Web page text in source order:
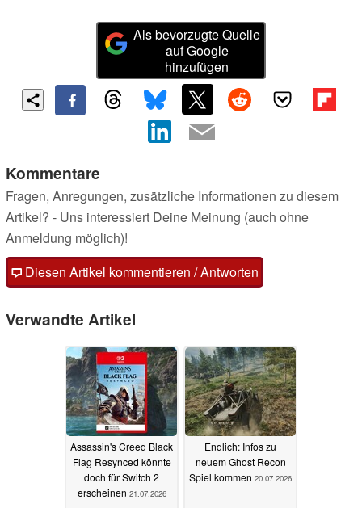
Als bevorzugte Quelle
auf Google
hinzufügen
Kommentare
Fragen, Anregungen, zusätzliche Informationen zu diesem
Artikel? - Uns interessiert Deine Meinung (auch ohne
Anmeldung möglich)!
Diesen Artikel kommentieren / Antworten
Verwandte Artikel
Assassin's Creed Black
Flag Resynced könnte
doch für Switch 2
erscheinen 21.07.2026
Endlich: Infos zu
neuem Ghost Recon
Spiel kommen 20.07.2026